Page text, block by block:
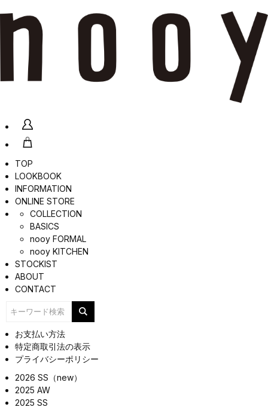
TOP
LOOKBOOK
INFORMATION
ONLINE STORE
COLLECTION
BASICS
nooy FORMAL
nooy KITCHEN
STOCKIST
ABOUT
CONTACT
お支払い方法
特定商取引法の表示
プライバシーポリシー
2026 SS（new）
2025 AW
2025 SS